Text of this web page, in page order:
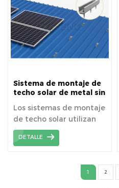
Sistema de montaje de
techo solar de metal sin
Los sistemas de montaje
de techo solar utilizan
mini riel de techo
diseñado para techo de
puede ahorrar mucho
DETALLE
1 2